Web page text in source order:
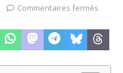
Commentaires fermés